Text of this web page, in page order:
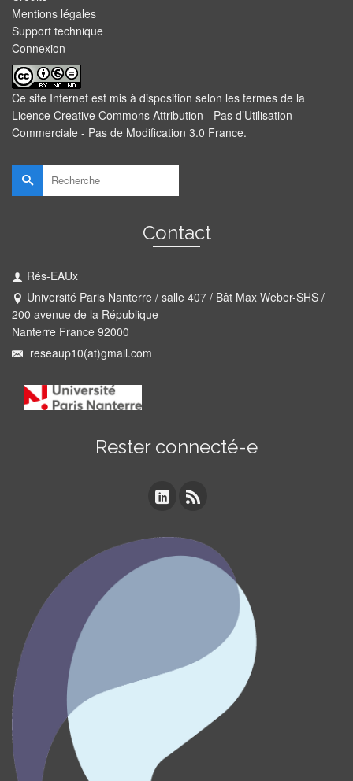
Mentions légales
Support technique
Connexion
Ce site Internet est mis à disposition selon les termes de la
Licence Creative Commons Attribution - Pas d’Utilisation
Commerciale - Pas de Modification 3.0 France.
Rechercher :
Contact
Rés-EAUx
Université Paris Nanterre / salle 407 / Bât Max Weber-SHS /
200 avenue de la République
Nanterre France 92000
reseaup10(at)gmail.com
Rester connecté-e